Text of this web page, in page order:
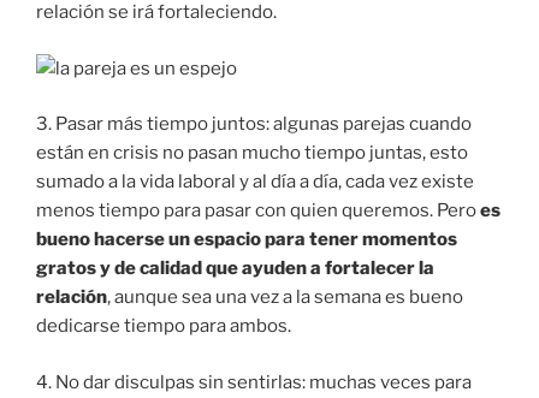
relación se irá fortaleciendo.
3. Pasar más tiempo juntos: algunas parejas cuando
están en crisis no pasan mucho tiempo juntas, esto
sumado a la vida laboral y al día a día, cada vez existe
menos tiempo para pasar con quien queremos. Peroes
bueno hacerse un espacio para tener momentos
gratos y de calidad que ayuden a fortalecer la
relación, aunque sea una vez a la semana es bueno
dedicarse tiempo para ambos.
4. No dar disculpas sin sentirlas: muchas veces para